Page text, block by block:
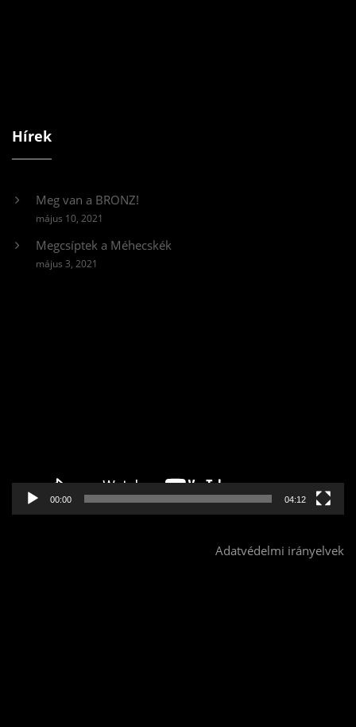
Hírek
Meg van a BRONZ!
május 10, 2021
Megcsíptek a Méhecskék
május 3, 2021
00:00 04:12
Adatvédelmi irányelvek